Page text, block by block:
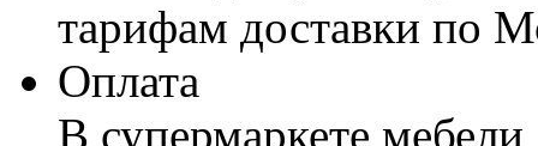
тарифам доставки по
Оплата
В супермаркете